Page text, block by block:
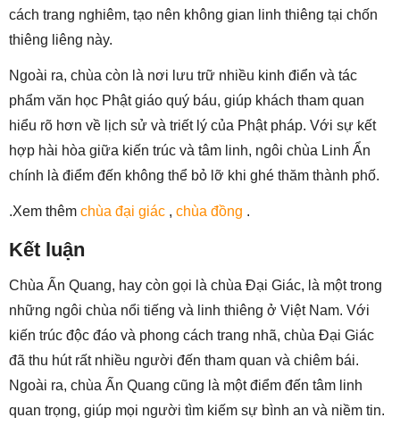
cách trang nghiêm, tạo nên không gian linh thiêng tại chốn
thiêng liêng này.
Ngoài ra, chùa còn là nơi lưu trữ nhiều kinh điển và tác
phẩm văn học Phật giáo quý báu, giúp khách tham quan
hiểu rõ hơn về lịch sử và triết lý của Phật pháp. Với sự kết
hợp hài hòa giữa kiến trúc và tâm linh, ngôi chùa Linh Ẩn
chính là điểm đến không thể bỏ lỡ khi ghé thăm thành phố.
.Xem thêm chùa đại giác , chùa đồng .
Kết luận
Chùa Ấn Quang, hay còn gọi là chùa Đại Giác, là một trong
những ngôi chùa nổi tiếng và linh thiêng ở Việt Nam. Với
kiến trúc độc đáo và phong cách trang nhã, chùa Đại Giác
đã thu hút rất nhiều người đến tham quan và chiêm bái.
Ngoài ra, chùa Ấn Quang cũng là một điểm đến tâm linh
quan trọng, giúp mọi người tìm kiếm sự bình an và niềm tin.